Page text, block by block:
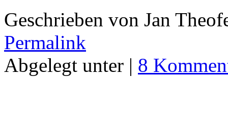
Geschrieben von Jan
Permalink
Abgelegt unter | 8